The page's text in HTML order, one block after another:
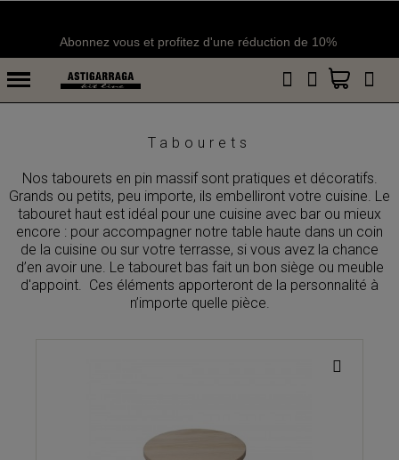
Abonnez vous et profitez d'une réduction de 10%
Tabourets
Nos tabourets en pin massif sont pratiques et décoratifs.
Grands ou petits, peu importe, ils embelliront votre cuisine. Le
tabouret haut est idéal pour une cuisine avec bar ou mieux
encore : pour accompagner notre table haute dans un coin
de la cuisine ou sur votre terrasse, si vous avez la chance
d’en avoir une. Le tabouret bas fait un bon siège ou meuble
d'appoint. Ces éléments apporteront de la personnalité à
n’importe quelle pièce.